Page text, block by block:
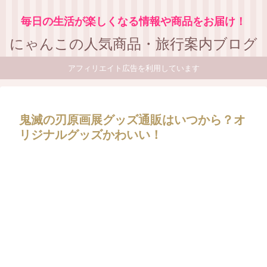
毎日の生活が楽しくなる情報や商品をお届け！
にゃんこの人気商品・旅行案内ブログ
アフィリエイト広告を利用しています
鬼滅の刃原画展グッズ通販はいつから？オ
リジナルグッズかわいい！